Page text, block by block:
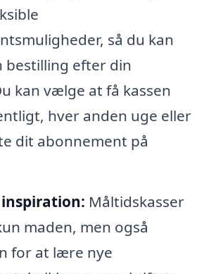
så du kan
bestilling efter din
kan vælge at få kassen
hver anden uge eller
dit abonnement på
Måltidskasser
maden, men også
for at lære nye